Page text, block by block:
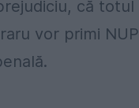
că totul
vor primi NUP